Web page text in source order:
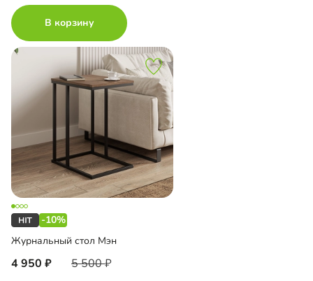
В корзину
-10%
Журнальный стол Мэн
4 950 5 500